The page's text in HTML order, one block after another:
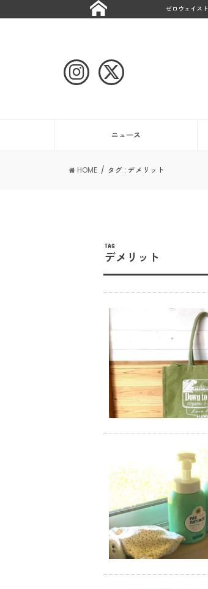
ゼロウェイスト
ニュース
HOME タグ : デメリット
TAG
デメリット